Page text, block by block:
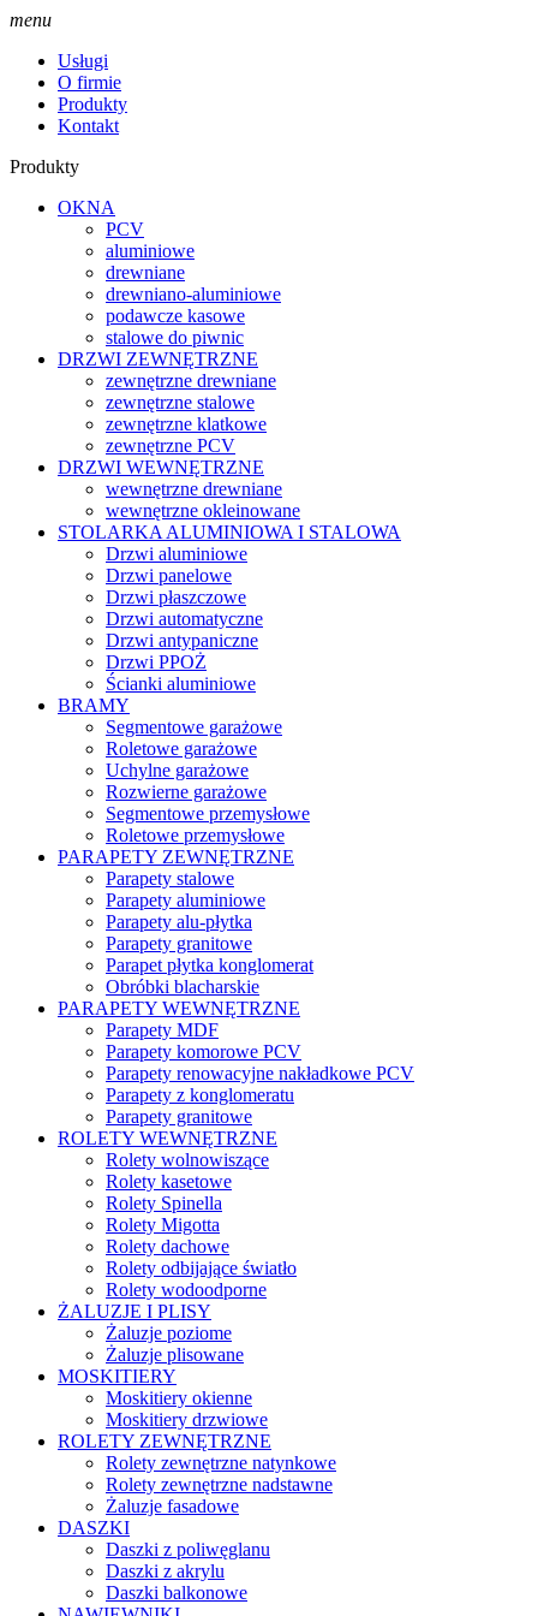
menu
Usługi
O firmie
Produkty
Kontakt
Produkty
OKNA
PCV
aluminiowe
drewniane
drewniano-aluminiowe
podawcze kasowe
stalowe do piwnic
DRZWI ZEWNĘTRZNE
zewnętrzne drewniane
zewnętrzne stalowe
zewnętrzne klatkowe
zewnętrzne PCV
DRZWI WEWNĘTRZNE
wewnętrzne drewniane
wewnętrzne okleinowane
STOLARKA ALUMINIOWA I STALOWA
Drzwi aluminiowe
Drzwi panelowe
Drzwi płaszczowe
Drzwi automatyczne
Drzwi antypaniczne
Drzwi PPOŻ
Ścianki aluminiowe
BRAMY
Segmentowe garażowe
Roletowe garażowe
Uchylne garażowe
Rozwierne garażowe
Segmentowe przemysłowe
Roletowe przemysłowe
PARAPETY ZEWNĘTRZNE
Parapety stalowe
Parapety aluminiowe
Parapety alu-płytka
Parapety granitowe
Parapet płytka konglomerat
Obróbki blacharskie
PARAPETY WEWNĘTRZNE
Parapety MDF
Parapety komorowe PCV
Parapety renowacyjne nakładkowe PCV
Parapety z konglomeratu
Parapety granitowe
ROLETY WEWNĘTRZNE
Rolety wolnowiszące
Rolety kasetowe
Rolety Spinella
Rolety Migotta
Rolety dachowe
Rolety odbijające światło
Rolety wodoodporne
ŻALUZJE I PLISY
Żaluzje poziome
Żaluzje plisowane
MOSKITIERY
Moskitiery okienne
Moskitiery drzwiowe
ROLETY ZEWNĘTRZNE
Rolety zewnętrzne natynkowe
Rolety zewnętrzne nadstawne
Żaluzje fasadowe
DASZKI
Daszki z poliwęglanu
Daszki z akrylu
Daszki balkonowe